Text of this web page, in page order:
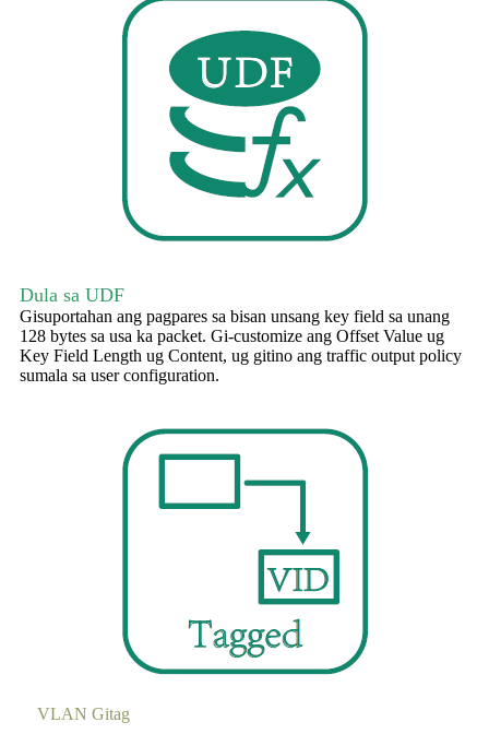
Dula sa UDF
Gisuportahan ang pagpares sa bisan unsang key field sa unang
128 bytes sa usa ka packet. Gi-customize ang Offset Value ug
Key Field Length ug Content, ug gitino ang traffic output policy
sumala sa user configuration.
VLAN Gitag